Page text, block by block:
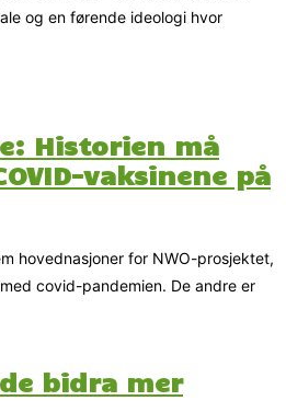
og en førende ideologi hvor
Historien må
vaksinene på
hovednasjoner for NWO-prosjektet,
covid-pandemien. De andre er
bidra mer